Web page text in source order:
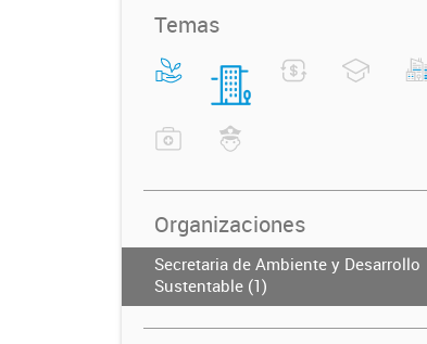
Temas
Organizaciones
Secretaria de Ambiente y Desarrollo
Sustentable (1)